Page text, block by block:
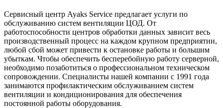
Сервисный центр Ayaks Service предлагает услуги по
обслуживанию систем вентиляции ЦОД. От
работоспособности центров обработки данных зависит весь
производственный процесс на каждом крупном предприятии,
любой сбой может привести к остановке работы и большим
убыткам. Чтобы обеспечить бесперебойную работу серверной,
необходимо позаботиться о профессиональном техническом
сопровождении. Специалисты нашей компании с 1991 года
занимаются профилактическим обслуживанием систем
вентиляции и кондиционирования для обеспечения
постоянной работы оборудования.